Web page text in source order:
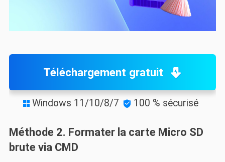
Téléchargement gratuit
 Windows 11/10/8/7  100 % sécurisé
Méthode 2. Formater la carte Micro SD
brute via CMD